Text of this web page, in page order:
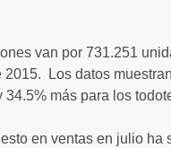
van por 731.251
Los datos
más para los
en ventas en julio